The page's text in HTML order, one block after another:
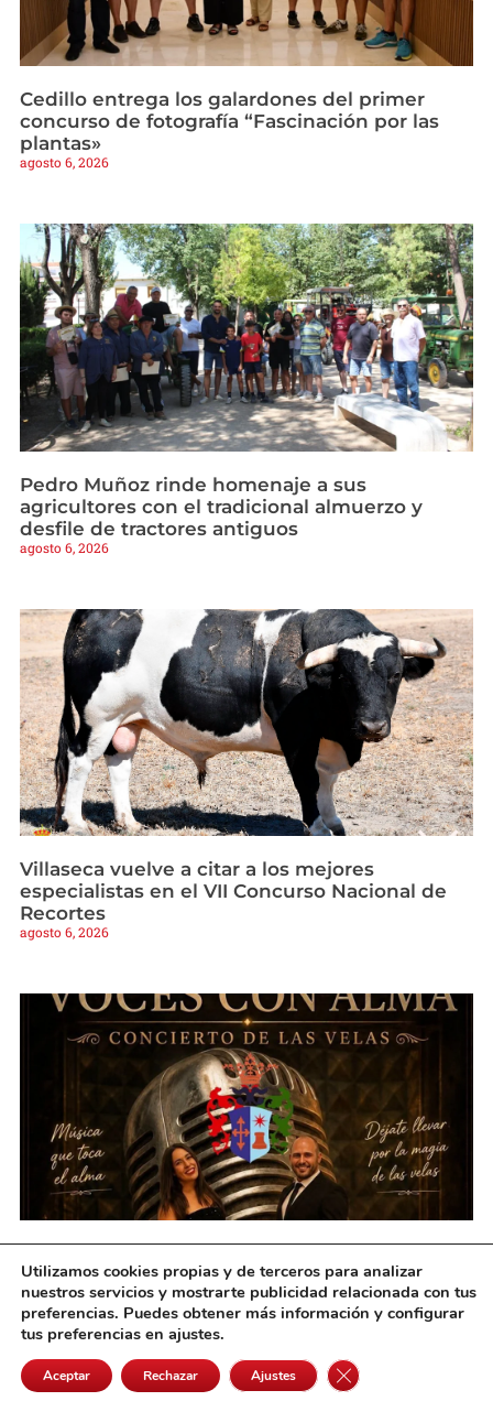
Cedillo entrega los galardones del primer
concurso de fotografía “Fascinación por las
plantas»
agosto 6, 2026
Pedro Muñoz rinde homenaje a sus
agricultores con el tradicional almuerzo y
desfile de tractores antiguos
agosto 6, 2026
Villaseca vuelve a citar a los mejores
especialistas en el VII Concurso Nacional de
Recortes
agosto 6, 2026
mágica de música bajo la luz de las velas
agosto 6, 2026
Utilizamos cookies propias y de terceros para analizar
nuestros servicios y mostrarte publicidad relacionada con tus
preferencias. Puedes obtener más información y configurar
tus preferencias en ajustes.
Aceptar Rechazar Ajustes Cerrar el banner de